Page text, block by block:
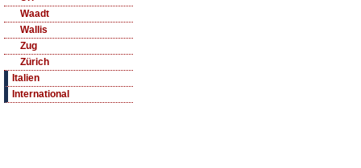
Waadt
Wallis
Zug
Zürich
Italien
International